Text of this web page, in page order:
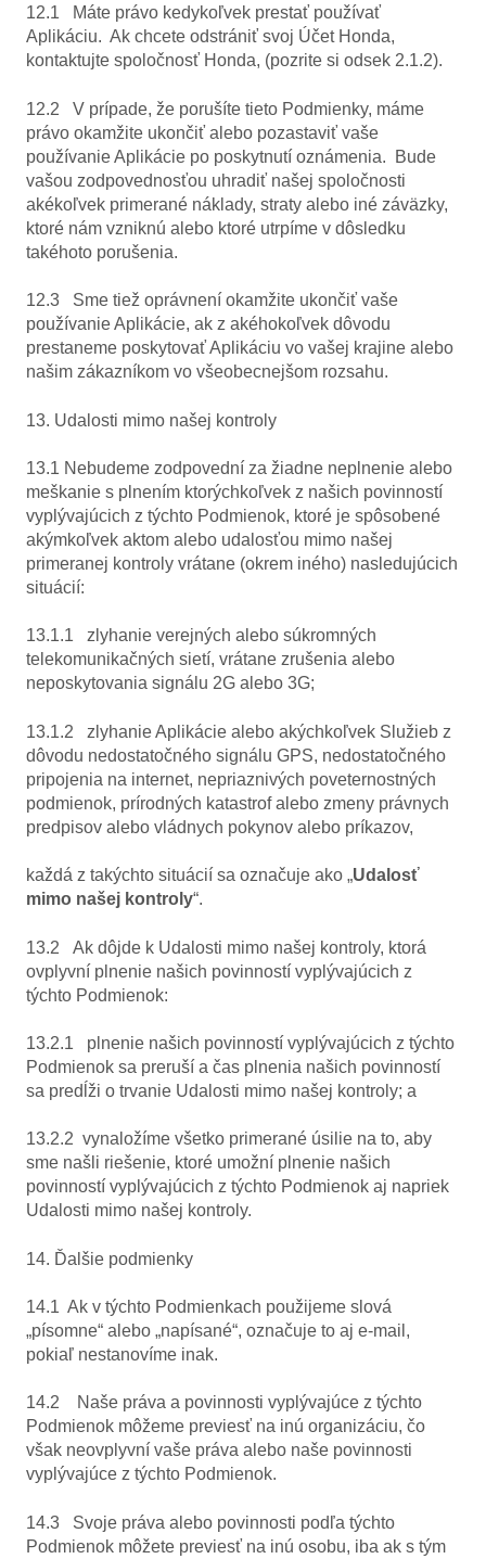
12.1 Máte právo kedykoľvek prestať používať
Aplikáciu. Ak chcete odstrániť svoj Účet Honda,
kontaktujte spoločnosť Honda, (pozrite si odsek 2.1.2).
12.2 V prípade, že porušíte tieto Podmienky, máme
právo okamžite ukončiť alebo pozastaviť vaše
používanie Aplikácie po poskytnutí oznámenia. Bude
vašou zodpovednosťou uhradiť našej spoločnosti
akékoľvek primerané náklady, straty alebo iné záväzky,
ktoré nám vzniknú alebo ktoré utrpíme v dôsledku
takéhoto porušenia.
12.3 Sme tiež oprávnení okamžite ukončiť vaše
používanie Aplikácie, ak z akéhokoľvek dôvodu
prestaneme poskytovať Aplikáciu vo vašej krajine alebo
našim zákazníkom vo všeobecnejšom rozsahu.
13. Udalosti mimo našej kontroly
13.1 Nebudeme zodpovední za žiadne neplnenie alebo
meškanie s plnením ktorýchkoľvek z našich povinností
vyplývajúcich z týchto Podmienok, ktoré je spôsobené
akýmkoľvek aktom alebo udalosťou mimo našej
primeranej kontroly vrátane (okrem iného) nasledujúcich
situácií:
13.1.1 zlyhanie verejných alebo súkromných
telekomunikačných sietí, vrátane zrušenia alebo
neposkytovania signálu 2G alebo 3G;
13.1.2 zlyhanie Aplikácie alebo akýchkoľvek Služieb z
dôvodu nedostatočného signálu GPS, nedostatočného
pripojenia na internet, nepriaznivých poveternostných
podmienok, prírodných katastrof alebo zmeny právnych
predpisov alebo vládnych pokynov alebo príkazov,
každá z takýchto situácií sa označuje ako „Udalosť
mimo našej kontroly“.
13.2 Ak dôjde k Udalosti mimo našej kontroly, ktorá
ovplyvní plnenie našich povinností vyplývajúcich z
týchto Podmienok:
13.2.1 plnenie našich povinností vyplývajúcich z týchto
Podmienok sa preruší a čas plnenia našich povinností
sa predĺži o trvanie Udalosti mimo našej kontroly; a
13.2.2 vynaložíme všetko primerané úsilie na to, aby
sme našli riešenie, ktoré umožní plnenie našich
povinností vyplývajúcich z týchto Podmienok aj napriek
Udalosti mimo našej kontroly.
14. Ďalšie podmienky
14.1 Ak v týchto Podmienkach použijeme slová
„písomne“ alebo „napísané“, označuje to aj e-mail,
pokiaľ nestanovíme inak.
14.2 Naše práva a povinnosti vyplývajúce z týchto
Podmienok môžeme previesť na inú organizáciu, čo
však neovplyvní vaše práva alebo naše povinnosti
vyplývajúce z týchto Podmienok.
14.3 Svoje práva alebo povinnosti podľa týchto
Podmienok môžete previesť na inú osobu, iba ak s tým